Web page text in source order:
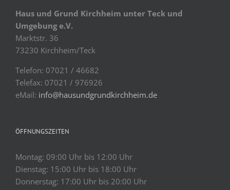
Haus und Grund Kirchheim unter Teck und
Umgebung e.V.
Marktstr. 36
73230 Kirchheim/Teck
Telefon: 07021 / 46682
Telefax: 07021 / 976926
eMail: info@hausundgrundkirchheim.de
ÖFFNUNGSZEITEN
Montag: 09:00 Uhr bis 12:00 Uhr
Dienstag: 15:00 Uhr bis 18:00 Uhr
Donnerstag: 17:00 Uhr bis 20:00 Uhr